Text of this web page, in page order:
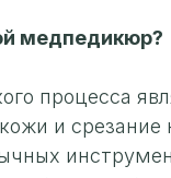
медпедикюр?
процесса
и